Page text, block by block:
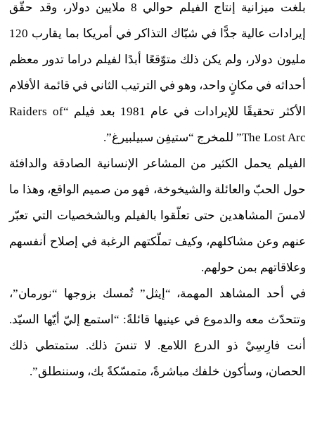
بلغت ميزانية إنتاج الفيلم حوالي 8 ملايين دولار، وقد حقّق
إيرادات عالية جدًّا في شبّاك التذاكر في أمريكا بما يقارب 120
مليون دولار، ولم يكن ذلك متوّقعًا أبدًا لفيلم دراما تدور معظم
أحداثه في مكانٍ واحد، وهو في الترتيب الثاني في قائمة الأفلام
الأكثر تحقيقًا للإيرادات في عام 1981 بعد فيلم “Raiders of
The Lost Arc” للمخرج “ستيفِن سبيلبيرغ”.
الفيلم يحمل الكثير من المشاعر الإنسانية الصادقة والدافئة
حول الحبّ والعائلة والشيخوخة، فهو من صميم الواقع، وهذا ما
لامسَ المشاهدين حتى تعلّقوا بالفيلم وبالشخصيات التي تعبّر
عنهم وعن مشاكلهم، وكيف تملّكتهم الرغبة في إصلاح أنفسهم
وعلاقاتهم بمن حولهم.
في أحد المشاهد المهمة، “إيثل” تٌمسك بزوجها “نورمان”،
وتتحدّث معه والدموع في عينيها قائلةً: “استمع إليّ أيّها السيّد.
أنت فارِسِيْ ذو الدرع اللامع. لا تنسَ ذلك. ستمتطي ذلك
الحصان، وسأكون خلفك مباشرةً، متمسّكةً بك، وسننطلق”.